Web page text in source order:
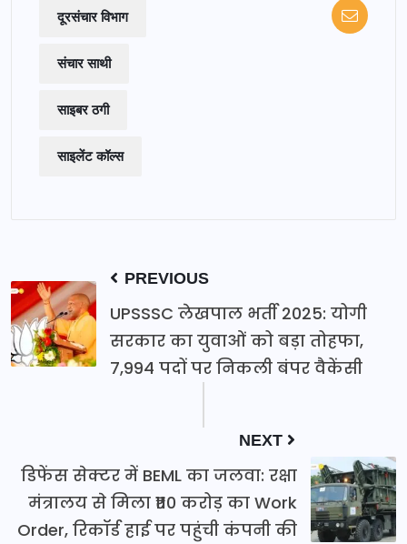
दूरसंचार विभाग
संचार साथी
साइबर ठगी
साइलेंट कॉल्स
PREVIOUS
UPSSSC लेखपाल भर्ती 2025: योगी
सरकार का युवाओं को बड़ा तोहफा,
7,994 पदों पर निकली बंपर वैकेंसी
NEXT
डिफेंस सेक्टर में BEML का जलवा: रक्षा
मंत्रालय से मिला ₹110 करोड़ का Work
Order, रिकॉर्ड हाई पर पहुंची कंपनी की